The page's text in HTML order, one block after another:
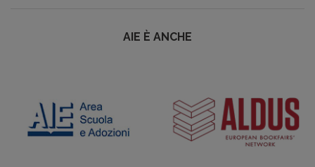
AIE È ANCHE